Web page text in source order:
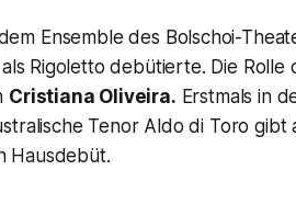
Ensemble des Bolschoi-
Rigoletto debütierte. Die Rolle
Cristiana Oliveira. Erstmals in
Tenor Aldo di Toro gibt
Hausdebüt.